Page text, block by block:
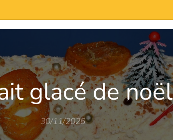
glacé de noël
30/11/2025